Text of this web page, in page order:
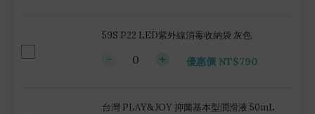
59S P22 LED紫外線消毒收納袋 灰色
優惠價 NT$790
台灣 PLAY&JOY 抑菌基本型潤滑液 50mL